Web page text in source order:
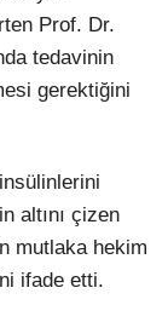
Prof. Dr.
tedavinin
gerektiğini
altını çizen
mutlaka hekim
ifade etti.